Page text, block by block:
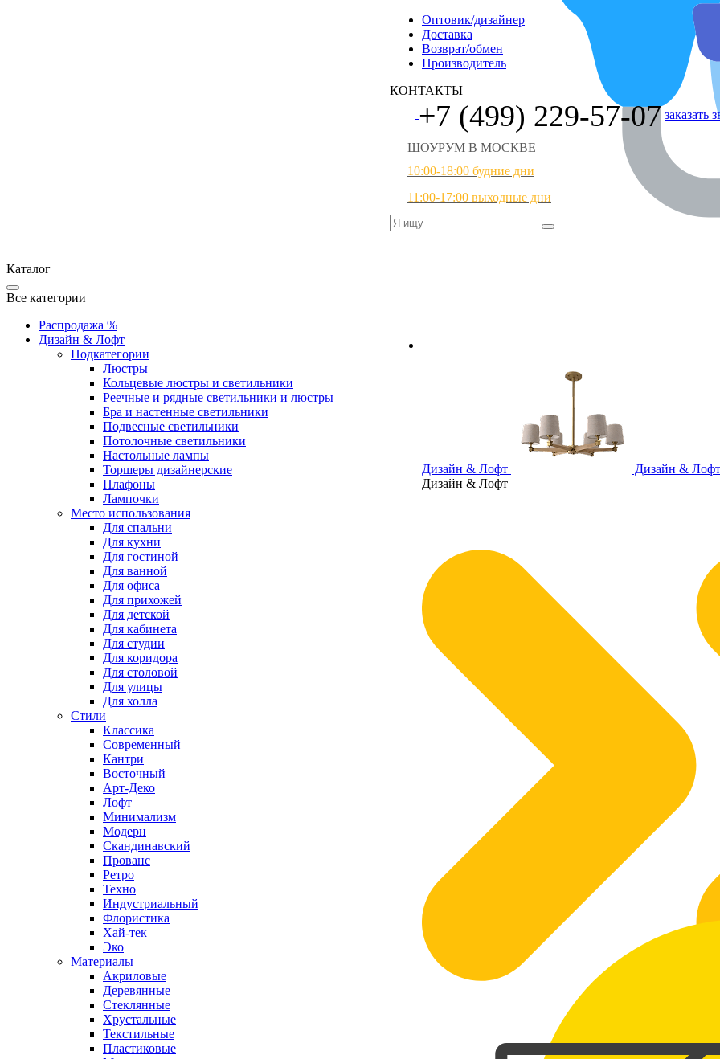
Дизайн & Лофт
Дизайн & Лофт
Дизайн & Лофт
Оптовик/дизайнер
Доставка
Возврат/обмен
Производитель
КОНТАКТЫ
+7 (499) 229-57-07 заказать
ШОУРУМ В МОСКВЕ
10:00-18:00 будние дни
11:00-17:00 выходные дни
Каталог
Все категории
Распродажа %
Дизайн & Лофт
Подкатегории
Люстры
Кольцевые люстры и светильники
Реечные и рядные светильники и люстры
Бра и настенные светильники
Подвесные светильники
Потолочные светильники
Настольные лампы
Торшеры дизайнерские
Плафоны
Лампочки
Место использования
Для спальни
Для кухни
Для гостиной
Для ванной
Для офиса
Для прихожей
Для детской
Для кабинета
Для студии
Для коридора
Для столовой
Для улицы
Для холла
Стили
Классика
Современный
Кантри
Восточный
Арт-Деко
Лофт
Минимализм
Модерн
Скандинавский
Прованс
Ретро
Техно
Индустриальный
Флористика
Хай-тек
Эко
Материалы
Акриловые
Деревянные
Стеклянные
Хрустальные
Текстильные
Пластиковые